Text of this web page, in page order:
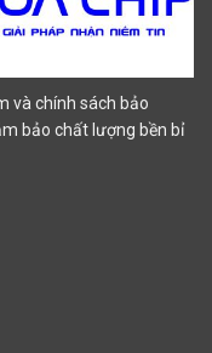
và chính sách bảo
bảo chất lượng bền bỉ